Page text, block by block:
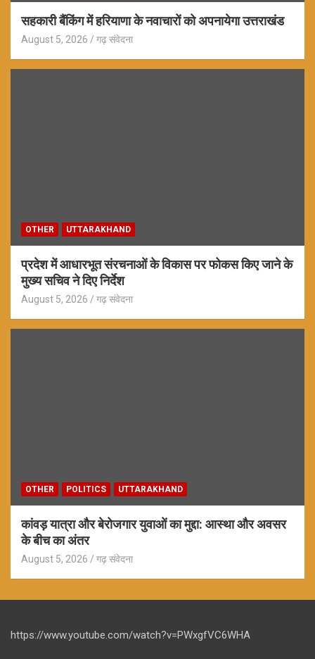
सहकारी बैंकिंग में हरियाणा के नवाचारों को अपनायेगा उत्तराखंड
August 5, 2026 गढ़ संवेदना
OTHER UTTARAKHAND
प्रदेश में आधारभूत संरचनाओं के विकास पर फोकस किए जाने के
मुख्य सचिव ने दिए निर्देश
August 5, 2026 गढ़ संवेदना
OTHER POLITICS UTTARAKHAND
कांवड़ यात्रा और बेरोजगार युवाओं का मुद्दा: आस्था और अवसर
के बीच का अंतर
August 5, 2026 गढ़ संवेदना
https://www.youtube.com/watch?v=PWxgfVC6WHA